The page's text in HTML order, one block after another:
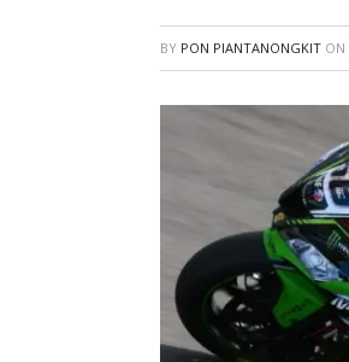
BY PON PIANTANONGKIT ON